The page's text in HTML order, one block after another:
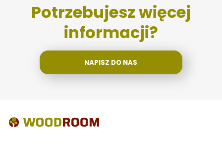
Potrzebujesz więcej
informacji?
NAPISZ DO NAS